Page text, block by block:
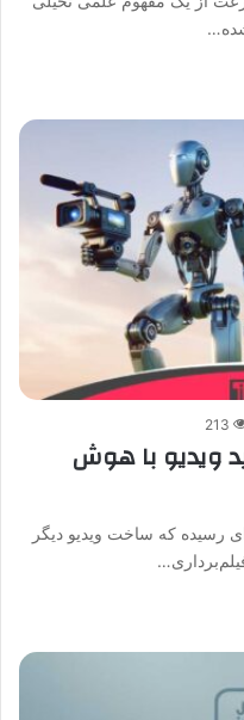
213
ویدیو با هوش
رسیده که ساخت ویدیو دیگر